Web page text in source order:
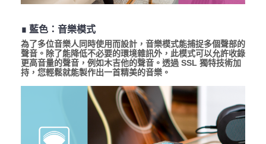
∎ 藍色：音樂模式
為了多位音樂人同時使用而設計，音樂模式能捕捉多個聲部的
聲音。除了能降低不必要的環境雜訊外，此模式可以允許收錄
更高音量的聲音，例如木吉他的聲音。透過 SSL 獨特技術加
持，您輕鬆就能製作出一首精美的音樂。